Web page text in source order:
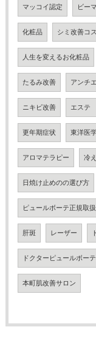
マッコイ認定 ビー
化粧品 シミ改善コ
人生を変えるお化粧品
たるみ改善 アンチ
ニキビ改善 エステ
更年期症状 東洋医
アロマテラピー 冷
日焼け止めのの選び方
ピュールボーテ正規取
肝斑 レーザー
ドクターピュールボー
本町肌改善サロン